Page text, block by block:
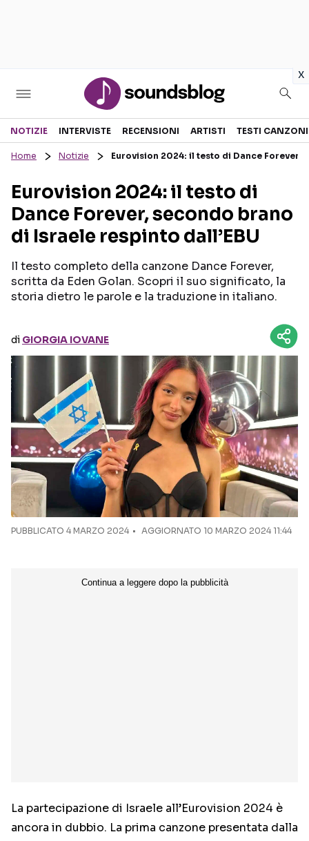
x
Sezioni
RECENSIONI MUSICALI
INTERVISTE
GOSSIP E CURIOSITÀ
TESTI CANZONI
TOUR ED EVENTI
TALENT SHOW
Seguici sui social
NOTIZIE INTERVISTE RECENSIONI ARTISTI TESTI CANZONI
Home Notizie Eurovision 2024: il testo di Dance Forever,
Eurovision 2024: il testo di
Dance Forever, secondo brano
di Israele respinto dall’EBU
Il testo completo della canzone Dance Forever,
scritta da Eden Golan. Scopri il suo significato, la
storia dietro le parole e la traduzione in italiano.
di GIORGIA IOVANE
PUBBLICATO 4 MARZO 2024 AGGIORNATO 10 MARZO 2024 11:44
La partecipazione di Israele all’Eurovision 2024 è
ancora in dubbio. La prima canzone presentata dalla